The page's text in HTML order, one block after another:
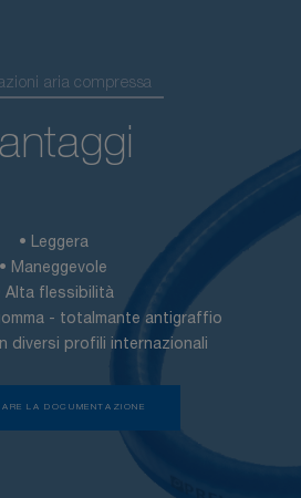
aria compressa
• Leggera
• Maneggevole
Alta flessibilità
- totalmante antigraffio
diversi profili internazionali
LA DOCUMENTAZIONE